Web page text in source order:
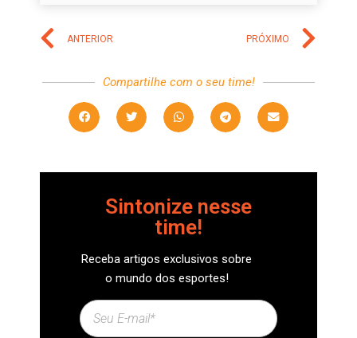
ANTERIOR PRÓXIMO
Compartilhe com o seu time!
Sintonize nesse
time!
Receba artigos exclusivos sobre
o mundo dos esportes!